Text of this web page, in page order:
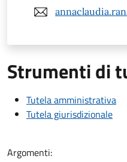
Strumenti di
Tutela amministrativa
Tutela giurisdizionale
Argomenti: